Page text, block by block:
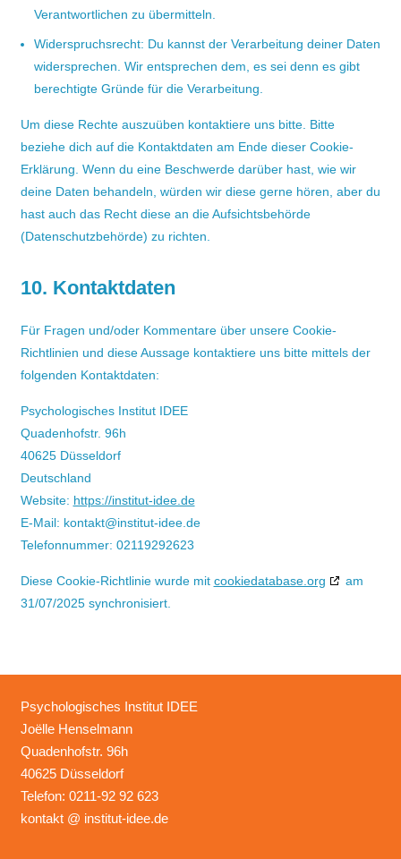
Verantwortlichen zu übermitteln.
Widerspruchsrecht: Du kannst der Verarbeitung deiner Daten
widersprechen. Wir entsprechen dem, es sei denn es gibt
berechtigte Gründe für die Verarbeitung.
Um diese Rechte auszuüben kontaktiere uns bitte. Bitte
beziehe dich auf die Kontaktdaten am Ende dieser Cookie-
Erklärung. Wenn du eine Beschwerde darüber hast, wie wir
deine Daten behandeln, würden wir diese gerne hören, aber du
hast auch das Recht diese an die Aufsichtsbehörde
(Datenschutzbehörde) zu richten.
10. Kontaktdaten
Für Fragen und/oder Kommentare über unsere Cookie-
Richtlinien und diese Aussage kontaktiere uns bitte mittels der
folgenden Kontaktdaten:
Psychologisches Institut IDEE
Quadenhofstr. 96h
40625 Düsseldorf
Deutschland
Website: https://institut-idee.de
E-Mail: kontakt@institut-idee.de
Telefonnummer: 02119292623
Diese Cookie-Richtlinie wurde mit cookiedatabase.org
am
31/07/2025 synchronisiert.
Psychologisches Institut IDEE
Joëlle Henselmann
Quadenhofstr. 96h
40625 Düsseldorf
Telefon: 0211-92 92 623
kontakt @ institut-idee.de